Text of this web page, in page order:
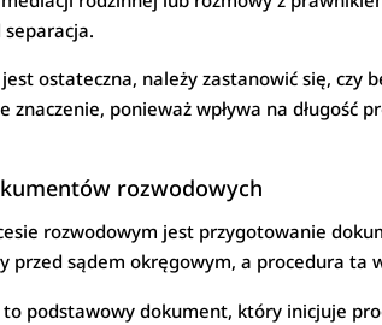
separacja.
ostateczna, należy zastanowić się,
znaczenie, ponieważ wpływa na
rozwodowych
rozwodowym jest przygotowanie
przed sądem okręgowym, a procedura ta
to podstawowy dokument, który inicjuje